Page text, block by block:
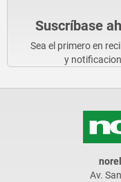
Suscríbase
Sea el primero en
y
Av.